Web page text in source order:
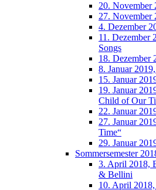
20. November
27.
4. Dezember
11. Dezember
Songs
18. Dezember
8. Januar
15. Januar
19. Januar
Child of Our
22. Januar
27. Januar
Time“
29. Januar
Sommersemester
3. April 2018,
& Bellini
10. April